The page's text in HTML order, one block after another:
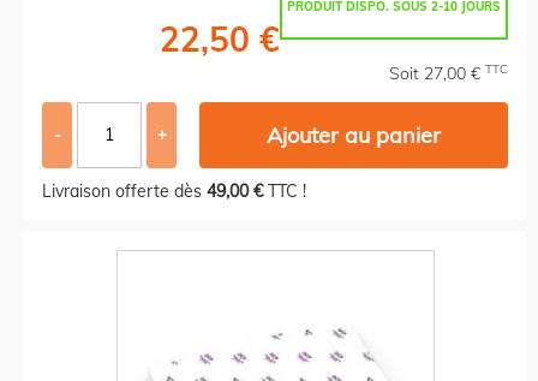
PRODUIT DISPO. SOUS 2-10 JOURS
22,50 €
Soit 27,00 € TTC
- + Ajouter au panier
Livraison offerte dès 49,00 €TTC !